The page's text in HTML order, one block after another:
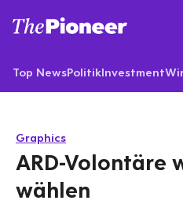
Top NewsPolitikInvestment
Graphics
ARD-Volontäre
wählen